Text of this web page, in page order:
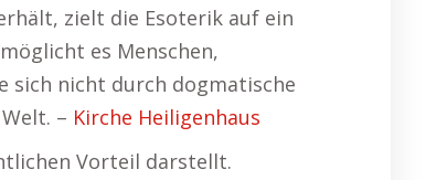
zielt die Esoterik auf ein
es Menschen,
sich nicht durch dogmatische
– Kirche Heiligenhaus
Vorteil darstellt.